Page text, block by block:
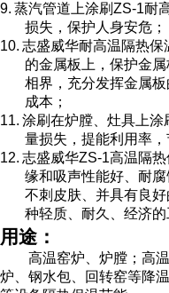
9. 蒸汽管道上涂刷ZS-1耐
损失，保护人身安危；
10. 志盛威华耐高温隔热
的金属板上，保护金
相界，充分发挥金属
成本；
11. 涂刷在炉膛、灶具上涂
量损失，提能利用率，
12. 志盛威华ZS-1高温隔
缘和吸声性能好、耐
不刺皮肤、并具有良
种轻质、耐久、经济的
用途：
高温窑炉、炉膛；高
炉、钢水包、回转窑等降